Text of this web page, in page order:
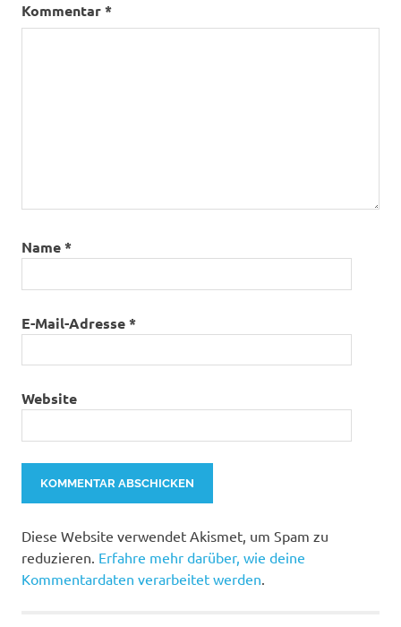
Kommentar*
Name*
E-Mail-Adresse*
Website
Diese Website verwendet Akismet, um Spam zu
reduzieren. Erfahre mehr darüber, wie deine
Kommentardaten verarbeitet werden